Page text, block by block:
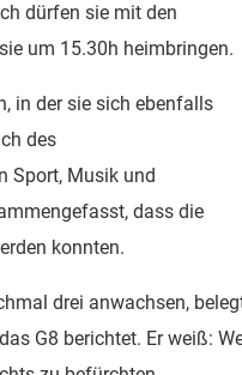
dürfen sie mit den
um 15.30h heimbringen.
in der sie sich ebenfalls
des
Sport, Musik und
dass die
konnten.
drei anwachsen,
G8 berichtet. Er weiß: